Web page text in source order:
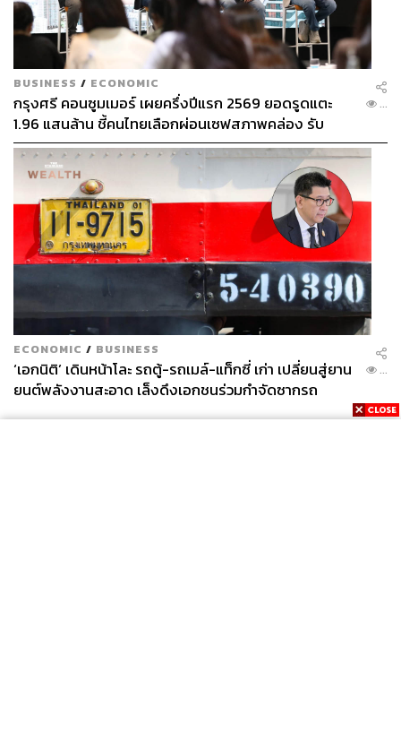
BUSINESS / ECONOMIC
กรุงศรี คอนซูมเมอร์ เผยครึ่งปีแรก 2569 ยอดรูดแตะ
1.96 แสนล้าน ชี้คนไทยเลือกผ่อนเซฟสภาพคล่อง รับ
เศรษฐกิจผันผวนฉุดผลประกอบการพลาดเป้า
...
ECONOMIC / BUSINESS
‘เอกนิติ’ เดินหน้าโละ รถตู้-รถเมล์-แท็กซี่ เก่า เปลี่ยนสู่ยาน
ยนต์พลังงานสะอาด เล็งดึงเอกชนร่วมกำจัดซากรถ
...